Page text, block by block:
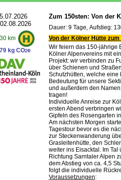
km
kg CO2e
Zum 150sten: Von der
Dauer: 9 Tage, Aufstieg:
Von der Kölner Hütte
Wir feiern das 150-jährige
Kölner Alpenvereins mit
Projekt: wir verbinden zu
über Schienen und
Schutzhütten, welche eine
Bedeutung für unsere
und außerdem den
tragen!
Individuelle Anreise zur
ersten Abend verbringen
Gipfeln des Rosengarten
Am nächsten Morgen
Tagestour bevor es die
zur Steckenwanderung
Grasleitenhütte, den
weiter ins Eisacktal. Im
Richtung Sarntaler Alpen
dem Abstieg von ca. 4,5
folgt die individuelle
Voraussetzungen: